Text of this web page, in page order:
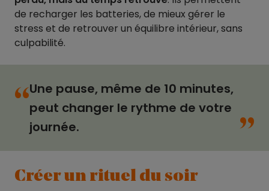
de recharger les batteries, de mieux gérer le
stress et de retrouver un équilibre intérieur, sans
culpabilité.
“Une pause, même de 10 minutes,
peut changer le rythme de votre
journée.
“
Créer un rituel du soir